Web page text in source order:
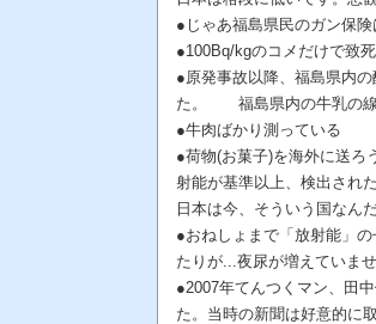
●じゃあ福島県民のガン保
●100Bq/kgのコメだけで致
●原発事故以降、福島県内
た。 福島県内の牛乳の線
●牛肉ばかり測っている
●荷物(お菓子)を海外に送ろ
射能が基準以上、検出され
日本は今、そういう国なん
●おねしょまで「放射能」
たりが...夜尿が増えていま
●2007年てんつくマン、田
た。当時の新聞は好意的に